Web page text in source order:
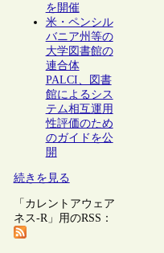
を開催
米・ペンシル
バニア州等の
大学図書館の
連合体
PALCI、図書
館によるシス
テム相互運用
性評価のため
のガイドを公
開
続きを見る
「カレントアウェア
ネス-R」用のRSS：